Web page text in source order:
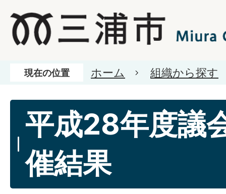
現在の位置 ホーム 組織から探す
平成28年度議
催結果